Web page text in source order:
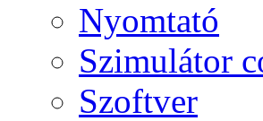
Nyomtató
Szimulátor
Szoftver